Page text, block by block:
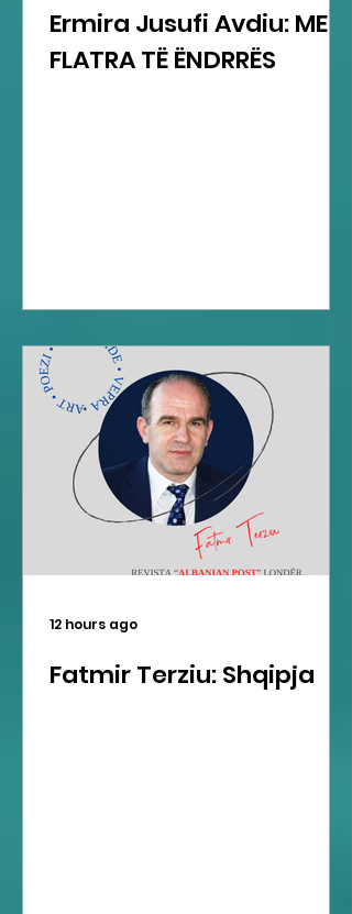
Ermira Jusufi Avdiu: ME
FLATRA TË ËNDRRËS
Fatmir Terziu: Shqipja
12 hours ago